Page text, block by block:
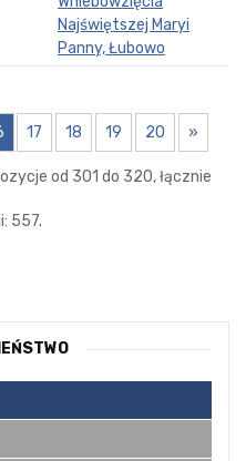
Najświętszej Maryi
Panny, Łubowo
17 18 19 20 »
od 301 do 320, łącznie
557.